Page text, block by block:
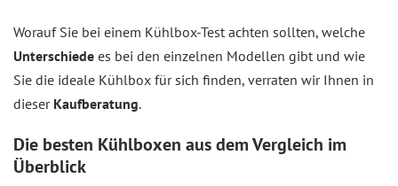
Worauf Sie bei einem Kühlbox-Test achten sollten, welche
Unterschiede es bei den einzelnen Modellen gibt und wie
Sie die ideale Kühlbox für sich finden, verraten wir Ihnen in
dieserKaufberatung.
Die besten Kühlboxen aus demVergleich im
Überblick